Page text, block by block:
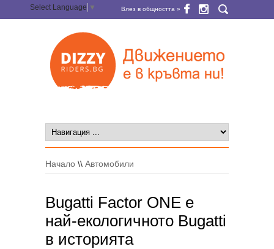
Select Language ▼ Влез в общността »
Начало \\ Автомобили
Bugatti Factor ONE е
най-екологичното Bugatti
в историята